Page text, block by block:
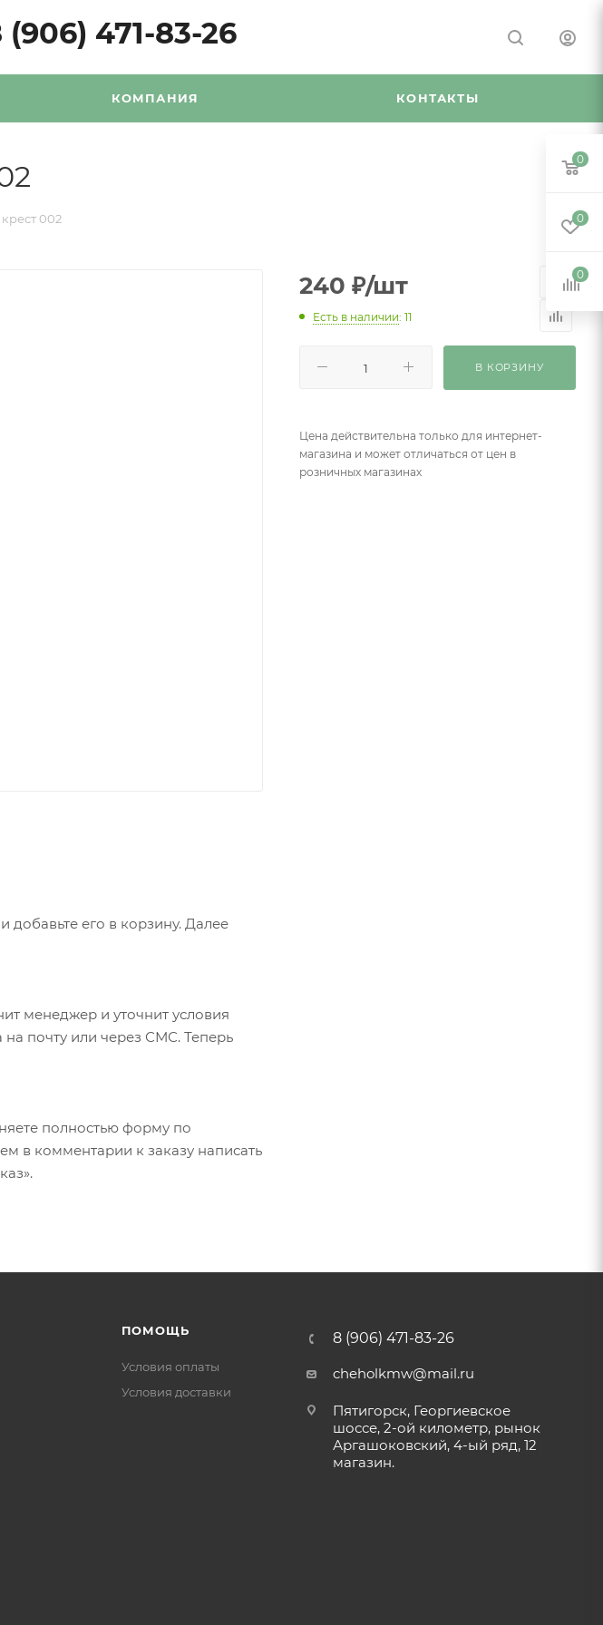
(906) 471-83-26
КОМПАНИЯ КОНТАКТЫ
002
его в корзину. Далее
менеджер и уточнит условия
почту или через СМС. Теперь
полностью форму по
в комментарии к заказу написать
240 ₽/шт
Есть в наличии: 11
В КОРЗИНУ
Цена действительна только для интернет-
магазина и может отличаться от цен в
розничных магазинах
ПОМОЩЬ
Условия оплаты
Условия доставки
8 (906) 471-83-26
cheholkmw@mail.ru
Пятигорск, Георгиевское
шоссе, 2-ой километр, рынок
Аргашоковский, 4-ый ряд, 12
магазин.
0
0
0